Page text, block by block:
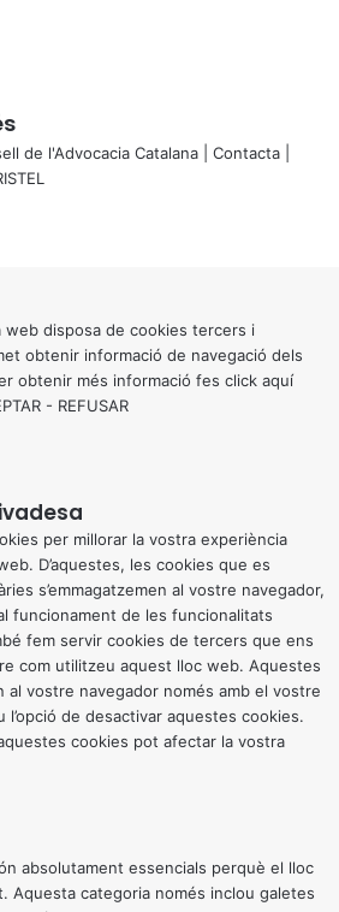
de l'Advocacia Catalana | Contacta
web disposa de cookies tercers i
obtenir informació de navegació dels
obtenir més informació fes click aquí
- REFUSAR
per millorar la vostra experiència
D’aquestes, les cookies que es
s’emmagatzemen al vostre navegador,
funcionament de les funcionalitats
fem servir cookies de tercers que ens
com utilitzeu aquest lloc web. Aquestes
al vostre navegador només amb el vostre
de desactivar aquestes cookies.
cookies pot afectar la vostra
absolutament essencials perquè el lloc
Aquesta categoria només inclou galetes